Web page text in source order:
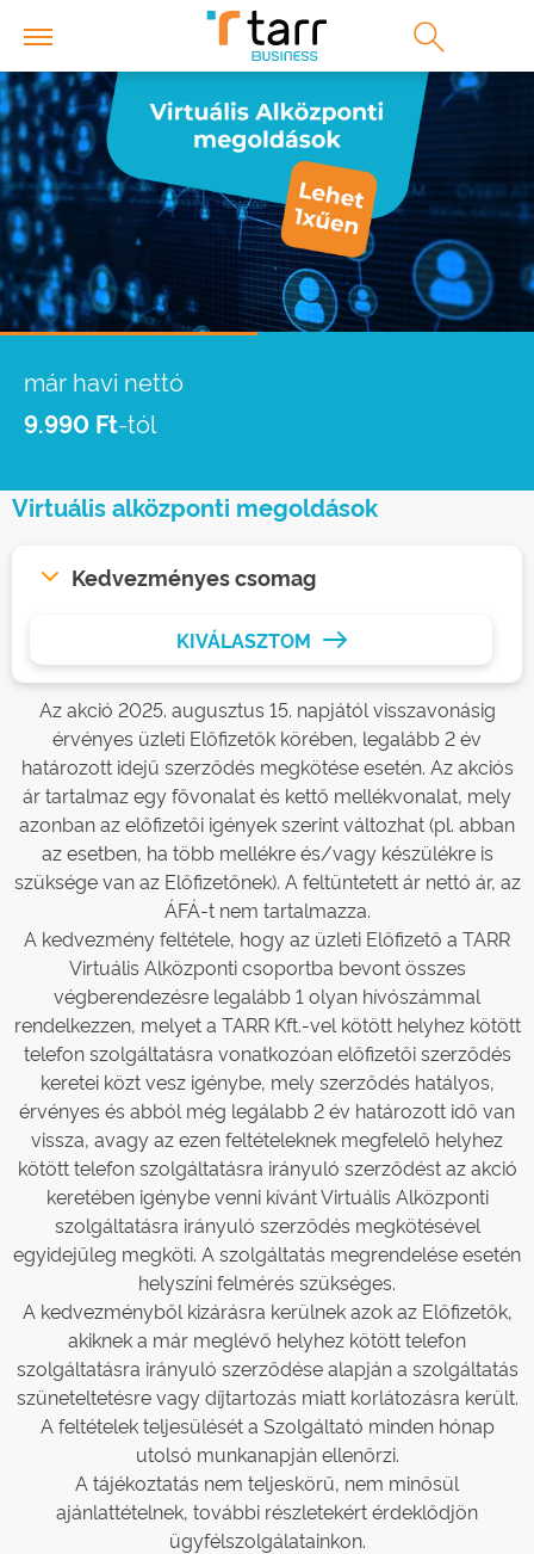
már havi nettó
9.990 Ft-tól
Virtuális alközponti megoldások
Kedvezményes csomag
KIVÁLASZTOM
Az akció 2025. augusztus 15. napjától visszavonásig
érvényes üzleti Előfizetők körében, legalább 2 év
határozott idejű szerződés megkötése esetén. Az akciós
ár tartalmaz egy fővonalat és kettő mellékvonalat, mely
azonban az előfizetői igények szerint változhat (pl. abban
az esetben, ha több mellékre és/vagy készülékre is
szüksége van az Előfizetőnek). A feltüntetett ár nettó ár, az
ÁFÁ-t nem tartalmazza.
A kedvezmény feltétele, hogy az üzleti Előfizető a TARR
Virtuális Alközponti csoportba bevont összes
végberendezésre legalább 1 olyan hívószámmal
rendelkezzen, melyet a TARR Kft.-vel kötött helyhez kötött
telefon szolgáltatásra vonatkozóan előfizetői szerződés
keretei közt vesz igénybe, mely szerződés hatályos,
érvényes és abból még legálabb 2 év határozott idő van
vissza, avagy az ezen feltételeknek megfelelő helyhez
kötött telefon szolgáltatásra irányuló szerződést az akció
keretében igénybe venni kívánt Virtuális Alközponti
szolgáltatásra irányuló szerződés megkötésével
egyidejűleg megköti. A szolgáltatás megrendelése esetén
helyszíni felmérés szükséges.
A kedvezményből kizárásra kerülnek azok az Előfizetők,
akiknek a már meglévő helyhez kötött telefon
szolgáltatásra irányuló szerződése alapján a szolgáltatás
szüneteltetésre vagy díjtartozás miatt korlátozásra került.
A feltételek teljesülését a Szolgáltató minden hónap
utolsó munkanapján ellenőrzi.
A tájékoztatás nem teljeskörű, nem minősül
ajánlattételnek, további részletekért érdeklődjön
ügyfélszolgálatainkon.